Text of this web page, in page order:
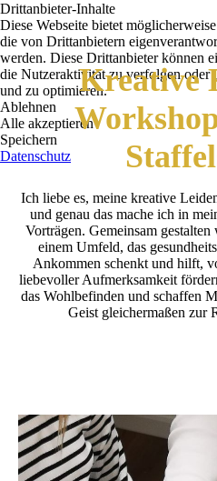
Kreative
Ich liebe es, meine kreative
und genau das mache ich in
Vorträgen. Gemeinsam
einem Umfeld, das
Ankommen schenkt und hilft,
liebevoller Aufmerksamkeit
das Wohlbefinden und schaffen
Geist gleichermaßen zur
Drittanbieter-Inhalte
Diese Webseite bietet
die von Drittanbietern
werden. Diese Drittanbieter können
die Nutzeraktivität zu verfolgen oder
und zu optimieren.
Ablehnen
Alle akzeptieren
Speichern
Datenschutz